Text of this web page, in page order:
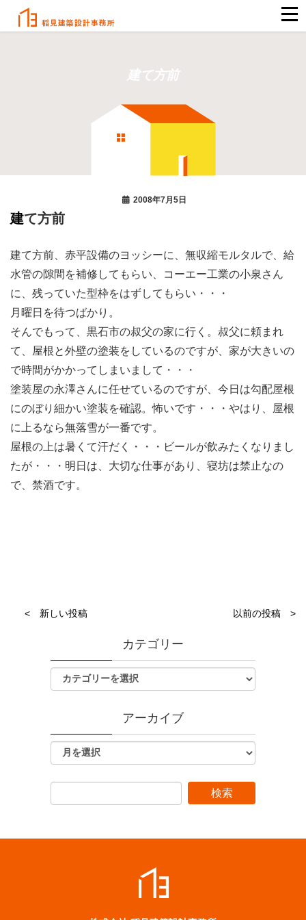
建て方前
2008年7月5日
建て方前
建て方前、赤平設備のヨッシーに、無収縮モルタルで、給
水管の隙間を補修してもらい、コーエー工業の小泉さん
に、残っていた型枠をはずしてもらい・・・
月曜日を待つばかり。
そんでもって、黒石市の叔父の家に行く。叔父に頼まれ
て、屋根と外壁の塗装をしているのですが、家が大きいの
で時間がかかってしまいまして・・・
塗装屋の永澤さんに任せているのですが、今日は勾配屋根
にのぼり細かい塗装を確認。怖いです・・・やはり、屋根
に上るなら無落雪が一番です。
屋根の上は暑くて汗だく・・・ビールが飲みたくなりまし
たが・・・明日は、大切な仕事があり、寝坊は禁止なの
で、禁酒です。
< 新しい投稿 以前の投稿 >
カテゴリー
アーカイブ